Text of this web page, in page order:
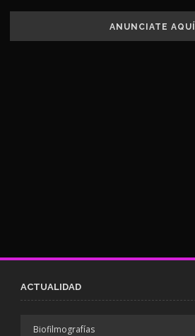
ANUNCIATE AQUÍ
ACTUALIDAD
Biofilmografías